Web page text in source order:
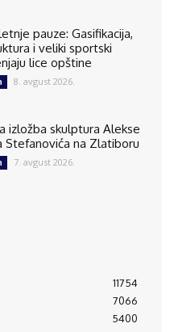
pauze: Gasifikacija,
i veliki sportski
lice opštine
8. avgust 2026.
izložba skulptura Alekse
Stefanovića na Zlatiboru
7. avgust 2026.
11754
7066
5400